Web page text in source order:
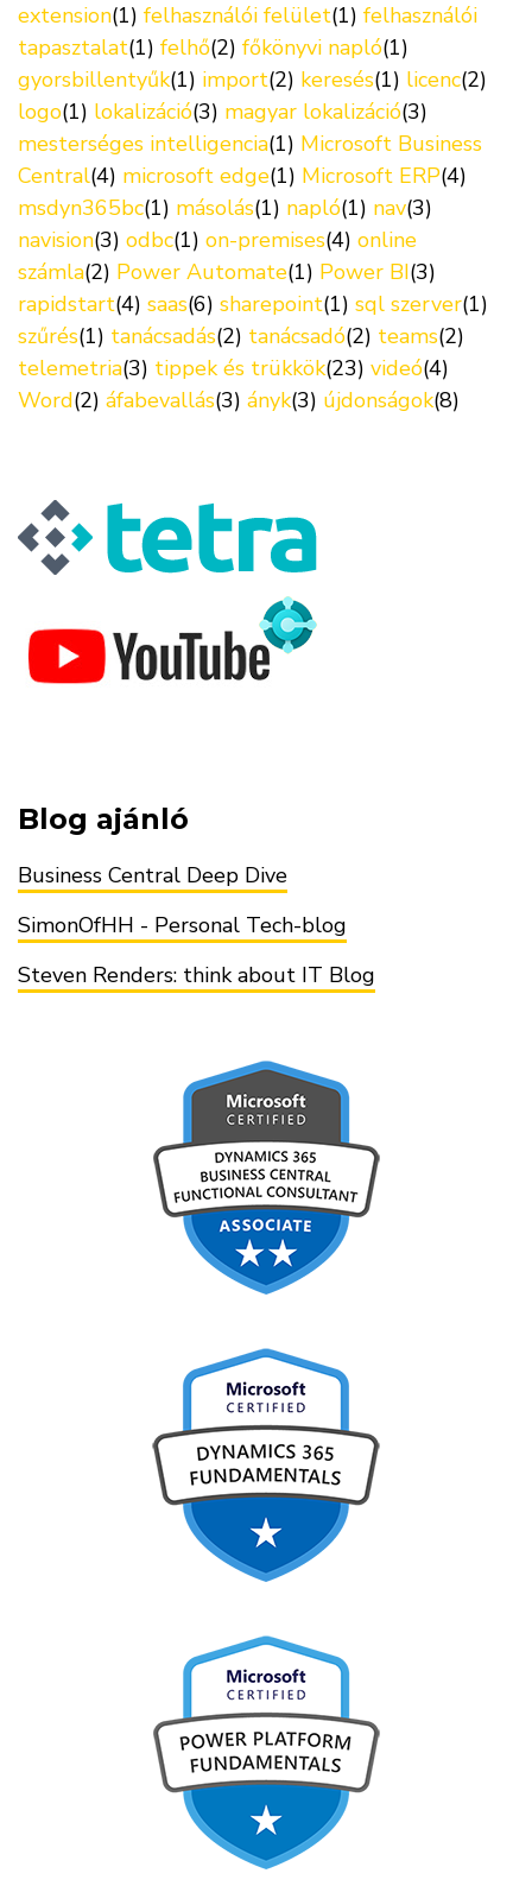
extension(1) felhasználói felület(1) felhasználói
tapasztalat(1) felhő(2) főkönyvi napló(1)
gyorsbillentyűk(1) import(2) keresés(1) licenc(2)
logo(1) lokalizáció(3) magyar lokalizáció(3)
mesterséges intelligencia(1) Microsoft Business
Central(4) microsoft edge(1) Microsoft ERP(4)
msdyn365bc(1) másolás(1) napló(1) nav(3)
navision(3) odbc(1) on-premises(4) online
számla(2) Power Automate(1) Power BI(3)
rapidstart(4) saas(6) sharepoint(1) sql szerver(1)
szűrés(1) tanácsadás(2) tanácsadó(2) teams(2)
telemetria(3) tippek és trükkök(23) videó(4)
Word(2) áfabevallás(3) ányk(3) újdonságok(8)
Blog ajánló
Business Central Deep Dive
SimonOfHH - Personal Tech-blog
Steven Renders: think about IT Blog